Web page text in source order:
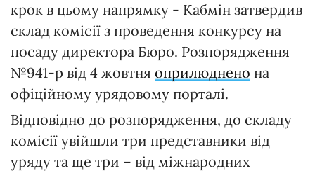
крок в цьому напрямку - Кабмін затвердив
склад комісії з проведення конкурсу на
посаду директора Бюро. Розпорядження
№941-р від 4 жовтня оприлюднено на
офіційному урядовому порталі.
Відповідно до розпорядження, до складу
комісії увійшли три представники від
уряду та ще три – від міжнародних